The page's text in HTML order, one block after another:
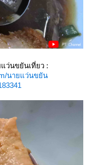
ว่นขยันเที่ยว :
นายแว่นขยัน